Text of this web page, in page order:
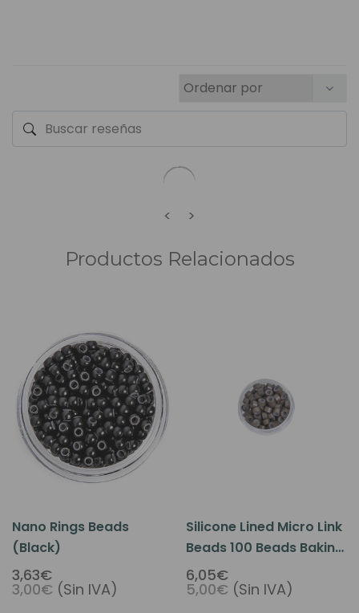
< >
Productos Relacionados
Nano Rings Beads
(Black)
3,63€
3,00€ (Sin IVA)
Silicone Lined Micro Link
Beads 100 Beads Baking
Paint Brown Color
6,05€
5,00€ (Sin IVA)